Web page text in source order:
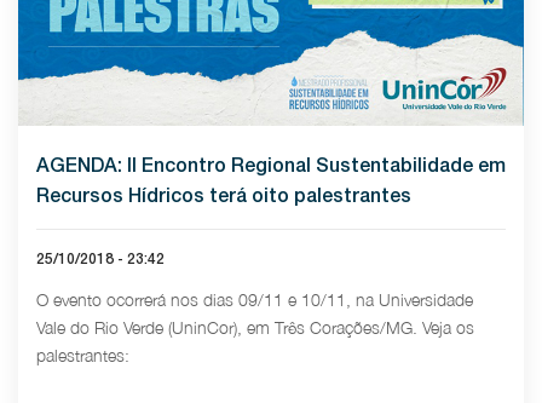
AGENDA: II Encontro Regional Sustentabilidade em
Recursos Hídricos terá oito palestrantes
25/10/2018 - 23:42
O evento ocorrerá nos dias 09/11 e 10/11, na Universidade
Vale do Rio Verde (UninCor), em Três Corações/MG. Veja os
palestrantes: